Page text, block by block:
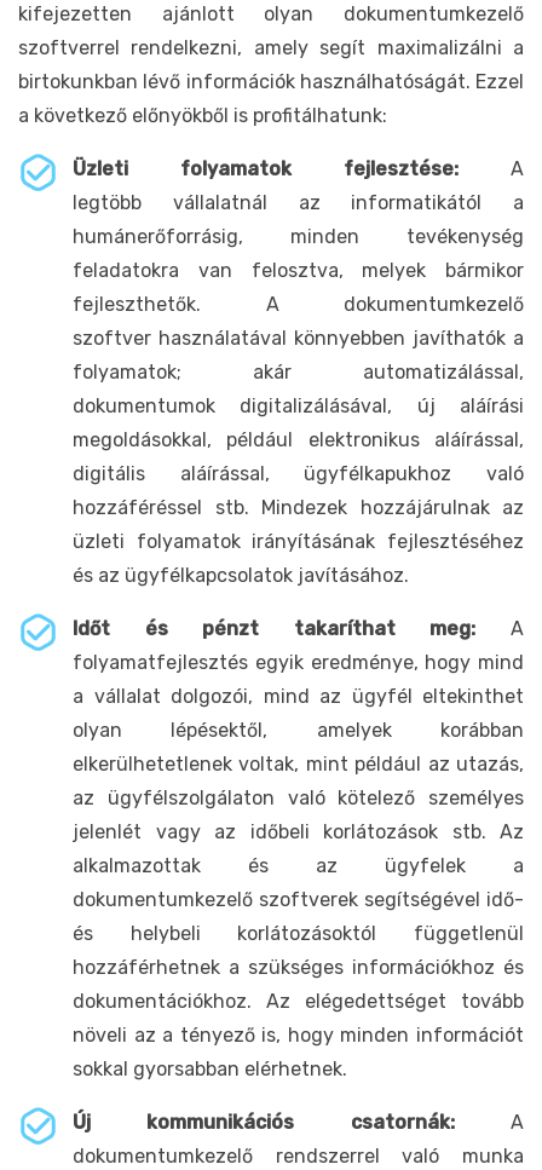
kifejezetten ajánlott olyan dokumentumkezelő
szoftverrel rendelkezni, amely segít maximalizálni a
birtokunkban lévő információk használhatóságát. Ezzel
a következő előnyökből is profitálhatunk:
Üzleti folyamatok fejlesztése: A
legtöbb vállalatnál az informatikától a
humánerőforrásig, minden tevékenység
feladatokra van felosztva, melyek bármikor
fejleszthetők. A dokumentumkezelő
szoftver használatával könnyebben javíthatók a
folyamatok; akár automatizálással,
dokumentumok digitalizálásával, új aláírási
megoldásokkal, például elektronikus aláírással,
digitális aláírással, ügyfélkapukhoz való
hozzáféréssel stb. Mindezek hozzájárulnak az
üzleti folyamatok irányításának fejlesztéséhez
és az ügyfélkapcsolatok javításához.
Időt és pénzt takaríthat meg: A
folyamatfejlesztés egyik eredménye, hogy mind
a vállalat dolgozói, mind az ügyfél eltekinthet
olyan lépésektől, amelyek korábban
elkerülhetetlenek voltak, mint például az utazás,
az ügyfélszolgálaton való kötelező személyes
jelenlét vagy az időbeli korlátozások stb. Az
alkalmazottak és az ügyfelek a
dokumentumkezelő szoftverek segítségével idő-
és helybeli korlátozásoktól függetlenül
hozzáférhetnek a szükséges információkhoz és
dokumentációkhoz. Az elégedettséget tovább
növeli az a tényező is, hogy minden információt
sokkal gyorsabban elérhetnek.
Új kommunikációs csatornák:A
dokumentumkezelő rendszerrel való munka